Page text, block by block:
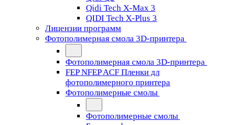
Qidi Tech X-Max 3
QIDI Tech X-Plus 3
Лицензии программ
Фотополимерная смола 3D-принтера
Фотополимерная смола 3D-принтера
FEP NFEP ACF Пленки дл
фотополимерного принтера
Фотополимерные смолы
Фотополимерные смолы